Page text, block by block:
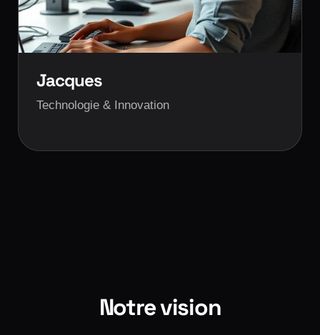
Jacques
Technologie & Innovation
Notre vision